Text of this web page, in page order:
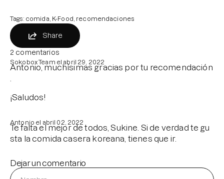
Tags: comida K-Food recomendaciones
Share
2 comentarios
Sokobox Team elabril 29, 2022
Antonio, muchísimas gracias por tu recomendación
¡Saludos!
Antonio el abril 02, 2022
Te falta el mejor de todos, Sukine. Si de verdad te gu
sta la comida casera koreana, tienes que ir.
Dejar un comentario
Nombre